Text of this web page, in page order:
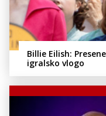
Billie Eilish:
igralsko vlogo